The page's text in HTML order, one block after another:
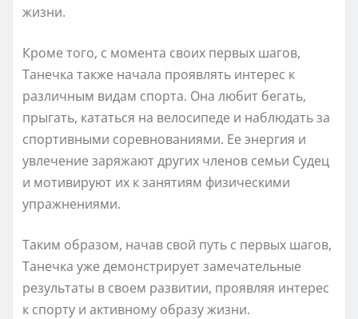
жизни.
Кроме того, с момента своих первых шагов,
Танечка также начала проявлять интерес к
различным видам спорта. Она любит бегать,
прыгать, кататься на велосипеде и наблюдать за
спортивными соревнованиями. Ее энергия и
увлечение заряжают других членов семьи Судец
и мотивируют их к занятиям физическими
упражнениями.
Таким образом, начав свой путь с первых шагов,
Танечка уже демонстрирует замечательные
результаты в своем развитии, проявляя интерес
к спорту и активному образу жизни.